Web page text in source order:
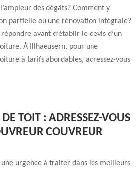
des dégâts? Comment y
partielle ou une rénovation intégrale?
avant d’établir le devis d’un
À Illhaeusern, pour une
à tarifs abordables, adressez-vous
TOIT : ADRESSEZ-VOUS
COUVREUR
urgence à traiter dans les meilleurs